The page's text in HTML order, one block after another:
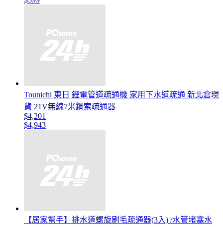
Tounichi 東日 鋰電管道疏通機 家用下水道疏通 新北倉現
貨 21V無線7米鋼索疏通器
$4,201
$4,943
【居家幫手】排水道螺旋刷毛疏通器(3入) /水管堵塞水